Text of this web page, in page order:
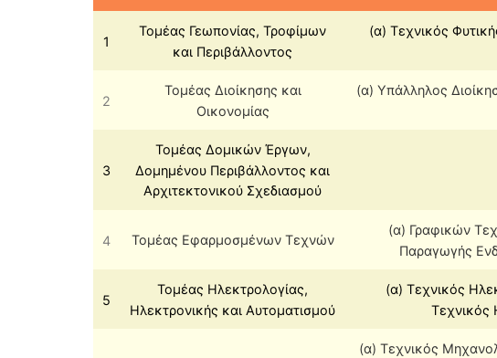
1
Τομέας Γεωπονίας, Τροφίμων
και Περιβάλλοντος
(α) Τεχνικός
2
Τομέας Διοίκησης και
Οικονομίας
(α) Υπάλληλος
3
Τομέας Δομικών Έργων,
Δομημένου Περιβάλλοντος και
Αρχιτεκτονικού Σχεδιασμού
4 Τομέας Εφαρμοσμένων Τεχνών
(α) Γραφικών
Παραγωγής
5
Τομέας Ηλεκτρολογίας,
Ηλεκτρονικής και Αυτοματισμού
(α) Τεχνικός
Τεχνικός
(α) Τεχνικός